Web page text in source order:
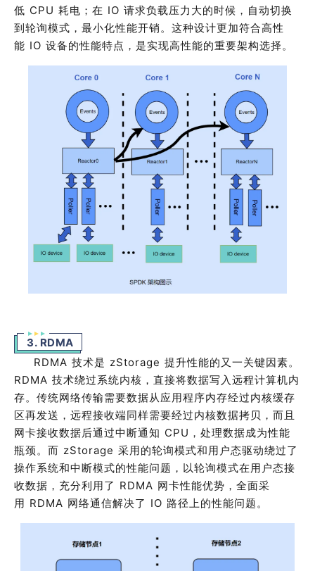
低 CPU 耗电；在 IO 请求负载压力大的时候，自动切换
到轮询模式，最小化性能开销。 这种设计更加符合高性
能 IO 设备的性能特点，是实现高性能的重要架构选择。
3. RDMA
RDMA 技术是 zStorage 提升性能的又一关键因素。
RDMA 技术绕过系统内核，直接将数据写入远程计算机内
存。传统网络传输需要数据从应用程序内存经过内核缓存
区再发送，远程接收端同样需要经过内核数据拷贝，而且
网卡接收数据后通过中断通知 CPU ，处理数据成为性能
瓶颈。而 zStorage 采用的轮询模式和用户态驱动绕过了
操作系统和中断模式的性能问题，以轮询模式在用户态接
收数据，充分利用了 RDMA 网卡性能优势，全面采
用 RDMA 网络通信解决了 IO 路径上的性能问题。